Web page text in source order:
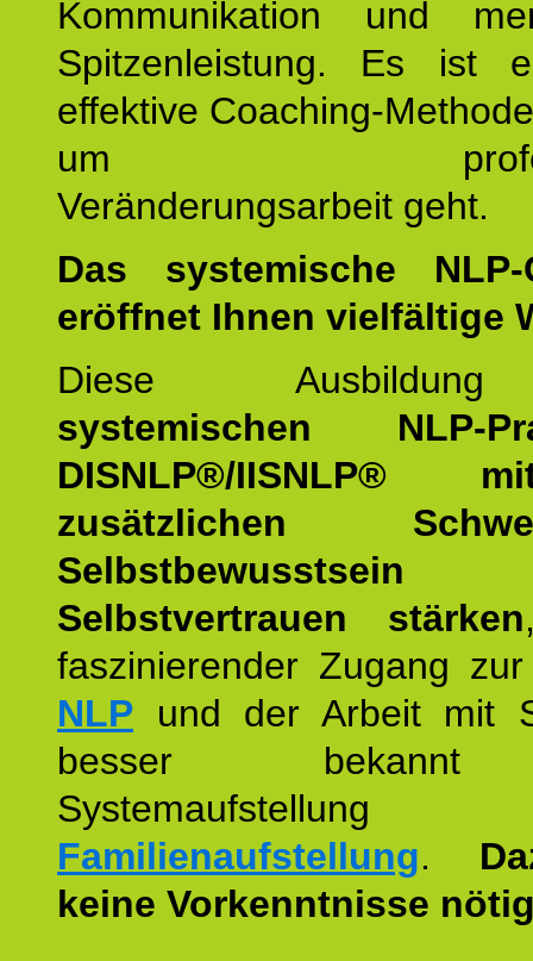
Kommunikation und
Spitzenleistung. Es ist
effektive Coaching-
um
Veränderungsarbeit geht.
Das systemische NLP-
eröffnet Ihnen vielfältige
Diese
systemischen NLP-
DISNLP®/IISNLP®
zusätzlichen
Selbstvertrauen stärken
faszinierender Zugang
NLP und der Arbeit mit
besser
Familienaufstellung.
keine Vorkenntnisse